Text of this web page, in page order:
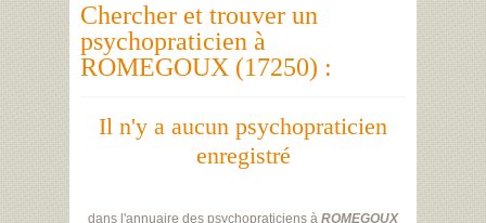
Chercher et trouver un
psychopraticien à
ROMEGOUX (17250) :
Il n'y a aucun psychopraticien
enregistré
dans l'annuaire des psychopraticiens à ROMEGOUX